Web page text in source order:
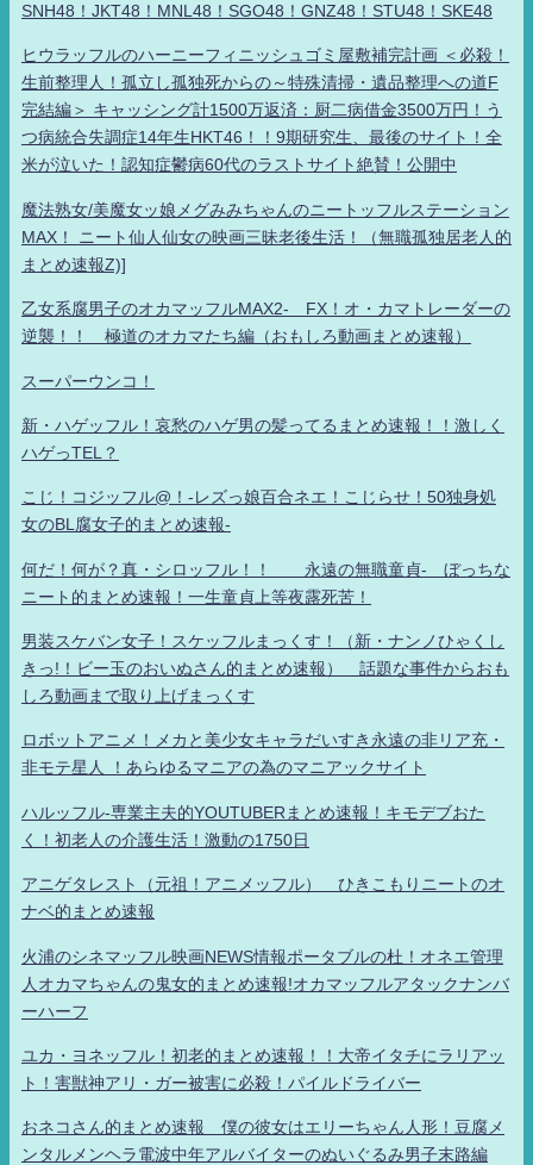
SNH48！JKT48！MNL48！SGO48！GNZ48！STU48！SKE48
ヒウラッフルのハーニーフィニッシュゴミ屋敷補完計画 ＜必殺！
生前整理人！孤立し孤独死からの～特殊清掃・遺品整理への道F
完結編＞ キャッシング計1500万返済：厨二病借金3500万円！う
つ病統合失調症14年生HKT46！！9期研究生、最後のサイト！全
米が泣いた！認知症鬱病60代のラストサイト絶賛！公開中
魔法熟女/美魔女ッ娘メグみみちゃんのニートッフルステーション
MAX！ ニート仙人仙女の映画三昧老後生活！（無職孤独居老人的
まとめ速報Z)]
乙女系腐男子のオカマッフルMAX2- FX！オ・カマトレーダーの
逆襲！！ 極道のオカマたち編（おもしろ動画まとめ速報）
スーパーウンコ！
新・ハゲッフル！哀愁のハゲ男の髪ってるまとめ速報！！激しく
ハゲっTEL？
こじ！コジッフル@！-レズっ娘百合ネエ！こじらせ！50独身処
女のBL腐女子的まとめ速報-
何だ！何が？真・シロッフル！！ 永遠の無職童貞- ぼっちな
ニート的まとめ速報！一生童貞上等夜露死苦！
男装スケバン女子！スケッフルまっくす！（新・ナンノひゃくし
きっ!！ビー玉のおいぬさん的まとめ速報） 話題な事件からおも
しろ動画まで取り上げまっくす
ロボットアニメ！メカと美少女キャラだいすき永遠の非リア充・
非モテ星人 ！あらゆるマニアの為のマニアックサイト
ハルッフル-専業主夫的YOUTUBERまとめ速報！キモデブおた
く！初老人の介護生活！激動の1750日
アニゲタレスト（元祖！アニメッフル） ひきこもりニートのオ
ナベ的まとめ速報
火浦のシネマッフル映画NEWS情報ポータブルの杜！オネエ管理
人オカマちゃんの鬼女的まとめ速報!オカマッフルアタックナンバ
ーハーフ
ユカ・ヨネッフル！初老的まとめ速報！！大帝イタチにラリアッ
ト！害獣神アリ・ガー被害に必殺！パイルドライバー
おネコさん的まとめ速報 僕の彼女はエリーちゃん人形！豆腐メ
ンタルメンヘラ電波中年アルバイターのぬいぐるみ男子末路編